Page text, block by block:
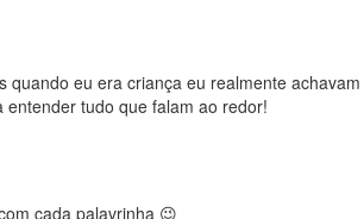
quando eu era criança eu realmente
tudo que falam ao redor!
cada palavrinha 😉